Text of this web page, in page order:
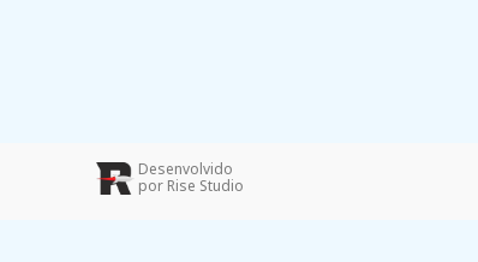
Desenvolvido
por Rise Studio